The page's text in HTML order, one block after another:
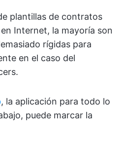
plantillas de contratos
Internet, la mayoría son
rígidas para
en el caso del
, la aplicación para todo lo
puede marcar la